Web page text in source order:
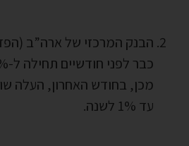
הבנק המרכזי של ארה”ב
עד 1% לשנה.